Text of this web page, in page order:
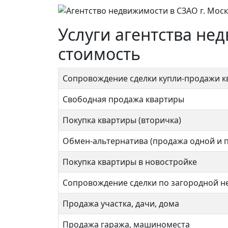
Услуги агентства
стоимость
Сопровождение сделки купли-продажи
Свободная продажа квартиры
Покупка квартиры (вторичка)
Обмен-альтернатива (продажа одной и
Покупка квартиры в новостройке
Сопровождение сделки по загородной
Продажа участка, дачи, дома
Продажа гаража, машиноместа